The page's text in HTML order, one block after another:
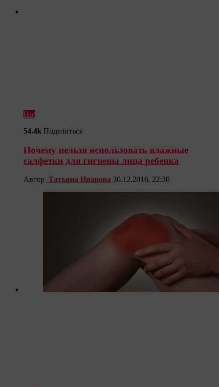
Hot
54.4k Поделиться
Почему нельзя использовать влажные
салфетки для гигиены лица ребенка
Автор Татьяна Иванова 30.12.2016, 22:30